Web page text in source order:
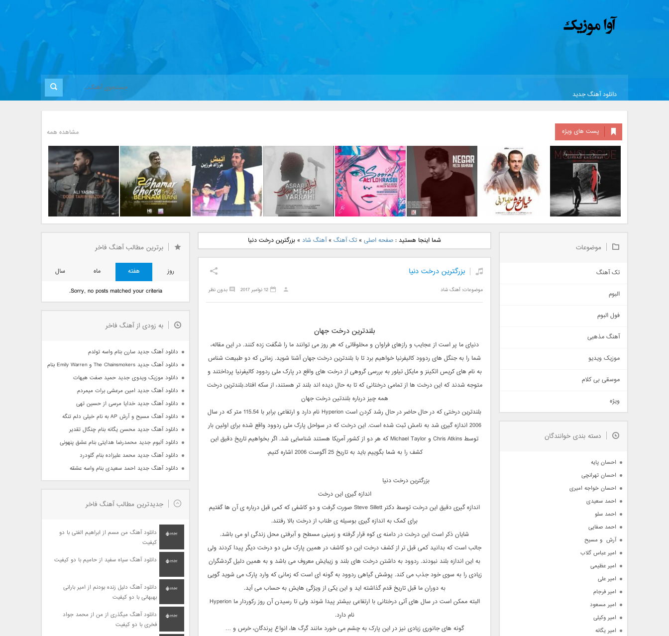
دانلود آهنگ جدید
پست های ویژه مشاهده همه
خسروی بنام مونولوگ
دانلود آهنگ جدید علیرضا
دانلود آهنگ جدید رضا
بهرام بنام نگار
دانلود آهنگ جدید علی
لهراسبی بنام صورت
دانلود آهنگ جدید مهدی
یراحی بنام اسرار
دانلود آهنگ جدید فرزاد
بانی بنام قرص قمر 2
یاسینی بنام دورترین نزدیک
شما اینجا هستید :صفحه اصلی »تک آهنگ »آهنگ شاد »بزرگترین درخت دنیا
بزرگترین درخت دنیا
موضوعات:آهنگ شاد بدون نظر 12 نوامبر 2017
بلندترین درخت جهان
دنیای ما پر است از عجایب و رازهای فراوان و مخلوقاتی که هر روز می توانند ما را شگفت زده کنند. در این مقاله،
شما را به جنگل های ردوود کالیفرنیا خواهیم برد تا با بلندترین درخت جهان آشنا شوید. زمانی که دو طبیعت شناس
به نام های کریس اتکینز و مایکل تیلور به بررسی گروهی از درخت های واقع در پارک ملی ردوود کالیفرنیا پرداختند و
متوجه شدند که این درخت ها از تمامی درختانی که تا به حال دیده اند بلند تر هستند، از سکه افتاد.بلندترين درخت
همه چیز درباره بلندتین درخت جهان
بلندترین درختی که در حال حاضر در حال رشد کردن است Hyperion نام دارد و ارتفاعی برابر با 115.54 متر که در سال
2006 اندازه گیری شد به نامش ثبت شده است. این درخت که در سواحل پارک ملی ردوود واقع شده برای اولین بار
توسط Chris Atkins و Michael Taylor که هر دو از کشور آمریکا هستند شناسایی شد. اگر بخواهیم تاریخ دقیق این
کشف را به شما بگوییم باید به تاریخ 25 آگوست 2006 اشاره کنیم.
بزرگترین درخت دنیا
اندازه گیری این درخت
اندازه گیری دقیق این درخت توسط دکتر Steve Sillett صورت گرفت و دو کاشفی که کمی قبل درباره ی آن ها گفتیم
برای کمک به اندازه گیری بوسیله ی طناب از درخت بالا رفتند.
شایان ذکر است این درخت در دامنه ی کوه قرار گرفته و زمینی مسطح و آبرفتی محل زندگی او می باشد.
جالب است که بدانید کمی قبل تر از کشف درخت این دو کاشف در همین پارک ملی دو درخت دیگر پیدا کردند ولی
به این اندازه بلند نبودند. ردوود به داشتن درخت های بلند و زیبایش معروف می باشد و به همین دلیل گردشگران
زیادی را به سوی خود جذب می کند. پوشش گیاهی ردوود به گونه ای است که زمانی که وارد پارک می شوید گویی
به دوران ما قبل تاریخ قدم گذاشته اید و این یکی از ویژگی هایش به حساب می آید.
البته ممکن است در سال های آتی درختانی با ارتفاعی بیشتر پیدا شوند ولی تا رسیدن آن روز رکوردار ما Hyperion
نام دارد.
گونه های جانوری زیادی نیز در این پارک به چشم می خورد مانند گرگ ها، انواع پرندگان، خرس و …
برترین مطالب آهنگ فاخر
روز هفته ماه
سال
Sorry, no posts matched your criteria.
به زودی از آهنگ فاخر
دانلود آهنگ جدید سارن بنام واسه تولدم
دانلود آهنگ جدید The Chainsmokers و Emily Warren بنام Side Effects
دانلود موزیک ویدوی جدید حمید صفت هیهات
دانلود آهنگ جدید امین مرعشی برات میمردم
دانلود آهنگ جدید خدایا مرسی از حسین تهی
دانلود آهنگ مسیح و آرش AP به نام خیلی دلم تنگه
دانلود آهنگ جدید محسن یگانه بنام چنگال تقدیر
دانلود آلبوم جدید محمدرضا هدایتی بنام عشق پنهونی
دانلود آهنگ جدید محمد علیزاده بنام گلودرد
دانلود آهنگ جدید احمد سعیدی بنام واسه عشقه
جدیدترین مطالب آهنگ فاخر
دانلود آهنگ من مسم از ابراهیم الفتی با دو
کیفیت
دانلود آهنگ سیاه سفید از حامیم با دو کیفیت
دانلود آهنگ دلیل زنده بودنم از امیر بارانی
بهبهانی با دو کیفیت
دانلود آهنگ میگذری از من از محمد جواد
فخری با دو کیفیت
موضوعات
تک آهنگ
اجتماعی
حماسی
سنتی
اهنگ بندرعباسی
دمو
مذهبی
جدیدترین ها
البوم
فول البوم
آهنگ مذهبی
موزیک ویدیو
موسقی بی کلام
ویژه
دسته بندی خوانندگان
احسان پایه
احسان تهرانچی
احسان خواجه امیری
احمد سعیدی
احمد سلو
احمد صفایی
آرش  و مسیح
امیر عباس گلاب
امیر عظیمی
امیر علی
امیر فرجام
امیر مسعود
امیر وکیلی
امیر یگانه